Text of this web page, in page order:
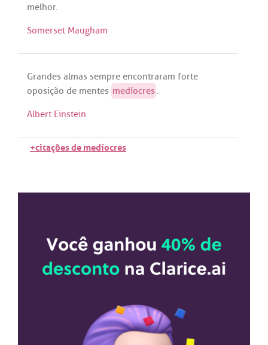
melhor.
Somerset Maugham
Grandes almas sempre encontraram forte
oposição de mentes medíocres .
Albert Einstein
+citações de medíocres